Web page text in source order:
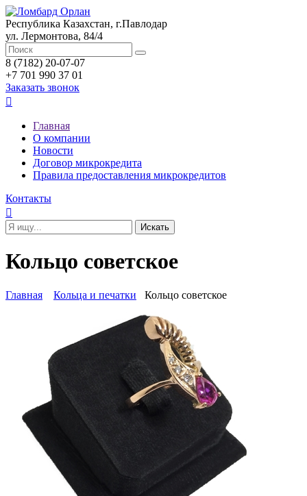
Республика Казахстан, г.Павлодар
ул. Лермонтова, 84/4
8 (7182) 20-07-07
+7 701 990 37 01
Заказать звонок

Главная
О компании
Новости
Договор микрокредита
Правила предоставления микрокредитов
Контакты

Кольцо советское
Главная Кольца и печатки Кольцо советское